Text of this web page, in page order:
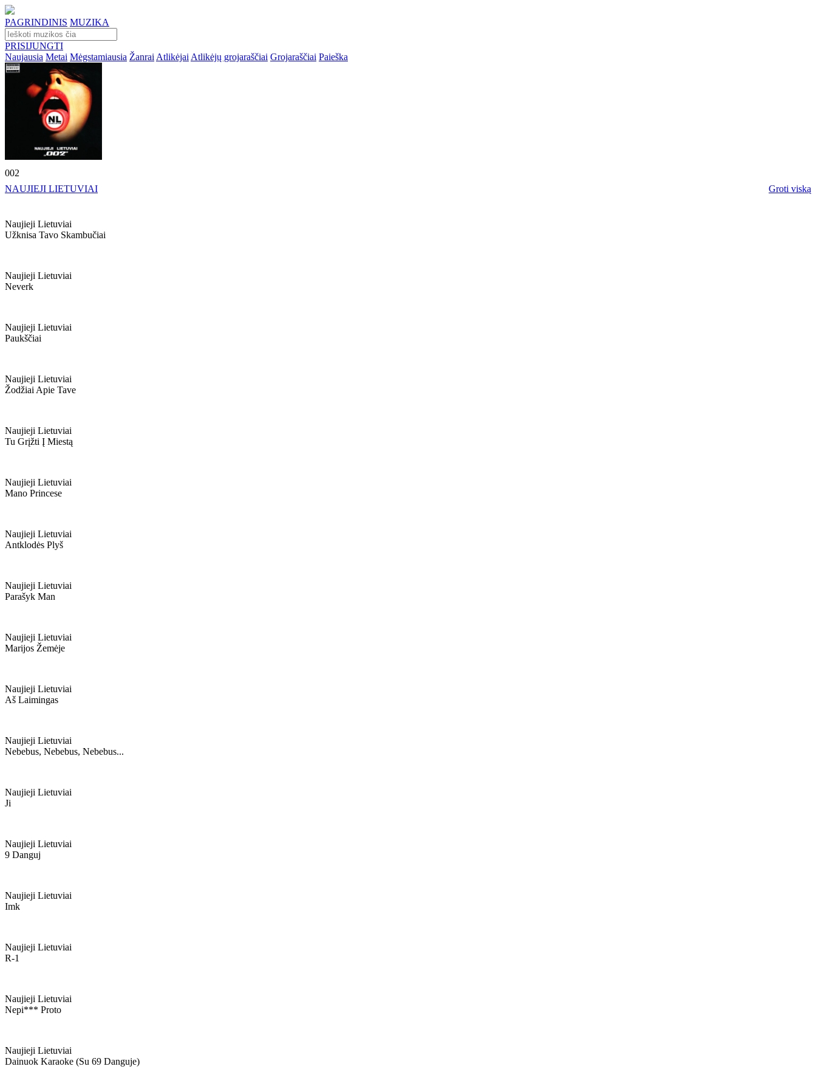
PAGRINDINIS MUZIKA
PRISIJUNGTI
Naujausia Metai Mėgstamiausia Žanrai Atlikėjai Atlikėjų grojaraščiai Grojaraščiai Paieška
002
NAUJIEJI LIETUVIAI
Groti viską
Naujieji Lietuviai
Užknisa Tavo Skambučiai
Naujieji Lietuviai
Neverk
Naujieji Lietuviai
Paukščiai
Naujieji Lietuviai
Žodžiai Apie Tave
Naujieji Lietuviai
Tu Grįžti Į Miestą
Naujieji Lietuviai
Mano Princese
Naujieji Lietuviai
Antklodės Plyš
Naujieji Lietuviai
Parašyk Man
Naujieji Lietuviai
Marijos Žemėje
Naujieji Lietuviai
Aš Laimingas
Naujieji Lietuviai
Nebebus, Nebebus, Nebebus...
Naujieji Lietuviai
Ji
Naujieji Lietuviai
9 Danguj
Naujieji Lietuviai
Imk
Naujieji Lietuviai
R-1
Naujieji Lietuviai
Nepi*** Proto
Naujieji Lietuviai
Dainuok Karaoke (su 69 Danguje)